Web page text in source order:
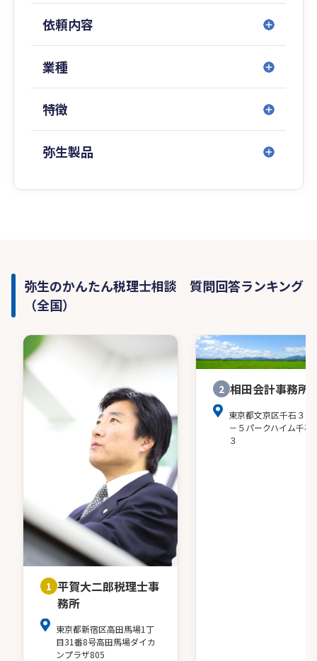
・経営者の良き相談相手として、気軽に相談でき
る税理士でありたいと思っております。
依頼内容
業種
特徴
弥生製品
弥生のかんたん税理士相談 質問回答ランキング
（全国）
1 平賀大二郎税理士事
務所
東京都新宿区高田馬場1丁
目31番8号高田馬場ダイカ
ンプラザ805
2 相田会計事務所
東京都文京区千石３－
－５パークハイム千石
３